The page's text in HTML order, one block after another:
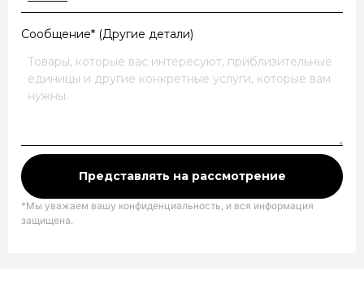
Сообщение* (Другие детали)
Представлять на рассмотрение
*Мы уважаем вашу конфиденциальность, и вся информация
защищена.